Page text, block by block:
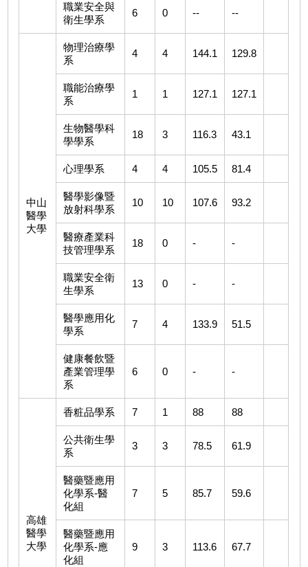
職業安全與
衛生學系
6 0 -- --
中山
醫學
大學
物理治療學
系
4 4 144.1 129.8
職能治療學
系
1 1 127.1 127.1
生物醫學科
學學系
18 3 116.3 43.1
心理學系 4 4 105.5 81.4
醫學影像暨
放射科學系
10 10 107.6 93.2
醫療產業科
技管理學系
18 0 - -
職業安全衛
生學系
13 0 - -
醫學應用化
學系
7 4 133.9 51.5
健康餐飲暨
產業管理學
系
6 0 - -
高雄
醫學
大學
香粧品學系 7 1 88 88
公共衛生學
系
3 3 78.5 61.9
醫藥暨應用
化學系-醫
化組
7 5 85.7 59.6
醫藥暨應用
化學系-應
化組
9 3 113.6 67.7